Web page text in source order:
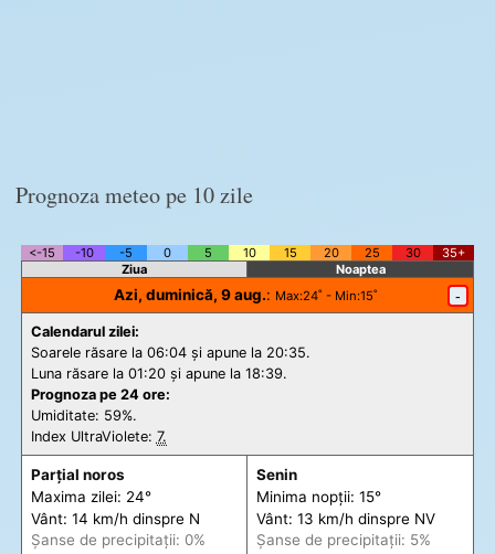
Prognoza meteo pe 10 zile
<-15 -10 -5 0 5 10 15 20 25 30
35+
Ziua
Noaptea
Azi, duminică, 9 aug.: Max:24˚ - Min:15˚ -
Calendarul zilei:
Soarele răsare la 06:04 și apune la 20:35.
Luna răsare la 01:20 și apune la 18:39.
Prognoza pe 24 ore:
Umiditate: 59%.
Index UltraViolete: 7.
Parțial noros
Maxima zilei: 24°
Vânt: 14 km/h dinspre N
Șanse de precipitații: 0%
Senin
Minima nopții: 15°
Vânt: 13 km/h dinspre NV
Șanse de precipitații: 5%